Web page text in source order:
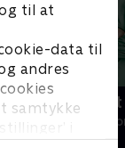
til at
data til
andres
samtykke
i
Fake Patient
Drama • 1